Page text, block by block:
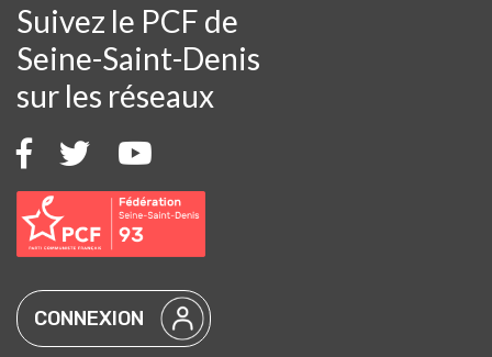
Suivez le PCF de
Seine-Saint-Denis
sur les réseaux
CONNEXION